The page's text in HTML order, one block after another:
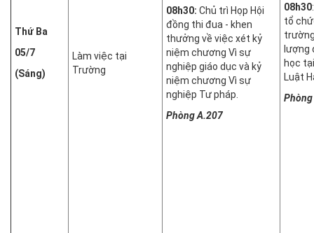
Thứ Ba
05/7
(Sáng)
Làm việc tại
Trường
08h30: Chủ trì Họp Hội
đồng thi đua - khen
thưởng về việc xét kỷ
niệm chương Vì sự
nghiệp giáo dục và kỷ
niệm chương Vì sự
nghiệp Tư pháp.
Phòng A.207
08h30
tổ
lượng
học
Luật